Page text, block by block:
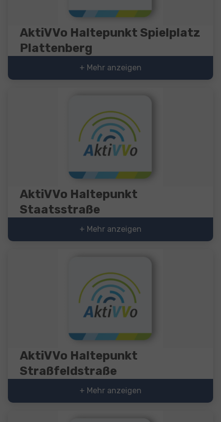
AktiVVo Haltepunkt Spielplatz
Plattenberg
+ Mehr anzeigen
AktiVVo Haltepunkt
Staatsstraße
+ Mehr anzeigen
AktiVVo Haltepunkt
Straßfeldstraße
+ Mehr anzeigen